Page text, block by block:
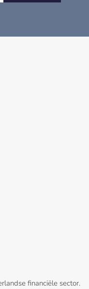
financiële sector.